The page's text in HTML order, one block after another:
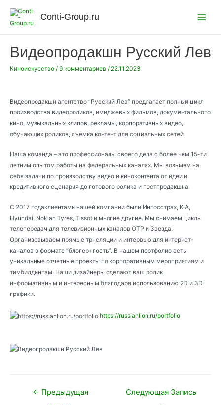
содержимому
Conti-Group.ru
Видеопродакшн Русский Лев
Киноискусство / 9 комментариев / 22.11.2023
Видеопродакшн агентство “Русский Лев” предлагает полный цикл
производства видеороликов, имиджевых фильмов, документального
кино, музыкальных клипов, рекламы, корпоративных видео,
обучающих роликов, съемка контент для социальных сетей.
Наша команда – это профессионалы своего дела с более чем 15-ти
летним опытом работы на федеральных каналах. Мы возьмем на
себя задачи по производству видео и киноконтента от идеи и
кредитивного сценария до готового ролика и постпродакшна.
С 2017 годаклиентами нашей компании были Ингосстрах, KIA,
Hyundai, Nokian Tyres, Tissot и многие другие. Мы снимаем циклы
телепередач для телевизионных каналов ОТР и Звезда.
Организовываем прямые трнсляции и интервью для интернет-
каналов в формате “блогер+гость”. В нашем портфолио есть
уникальные отчетные проекты по корпоративным мероприятиям и
тимбилдингам. Наши дизайнеры сделают ваш ролик
информативным и интересным благодаря использованию 2D и 3D-
графики.
https://russianlion.ru/portfolio
Навигация
← Предыдущая
Следующая Запись